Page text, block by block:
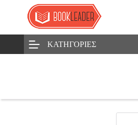
ΚΑΤΗΓΟΡΊΕΣ